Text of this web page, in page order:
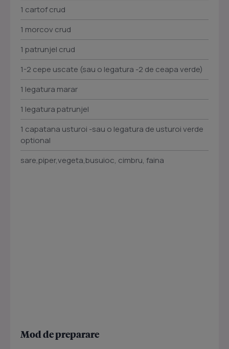
1 cartof crud
1 morcov crud
1 patrunjel crud
1-2 cepe uscate (sau o legatura -2 de ceapa verde)
1 legatura marar
1 legatura patrunjel
1 capatana usturoi -sau o legatura de usturoi verde
optional
sare,piper,vegeta,busuioc, cimbru, faina
Mod de preparare